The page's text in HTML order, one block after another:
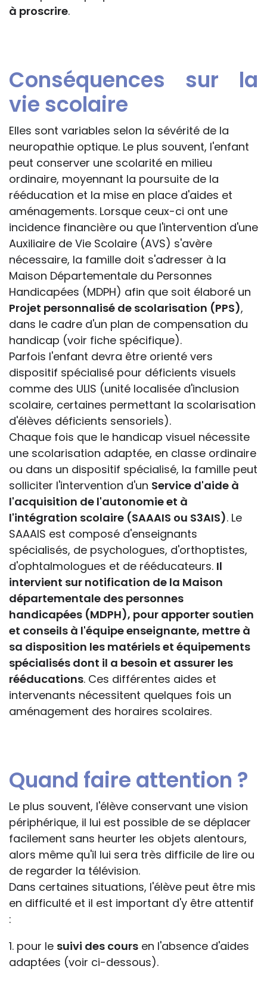
à proscrire.
Conséquences sur la
vie scolaire
Elles sont variables selon la sévérité de la
neuropathie optique. Le plus souvent, l'enfant
peut conserver une scolarité en milieu
ordinaire, moyennant la poursuite de la
rééducation et la mise en place d'aides et
aménagements. Lorsque ceux-ci ont une
incidence financière ou que l'intervention d'une
Auxiliaire de Vie Scolaire (AVS) s'avère
nécessaire, la famille doit s'adresser à la
Maison Départementale du Personnes
Handicapées (MDPH) afin que soit élaboré un
Projet personnalisé de scolarisation (PPS),
dans le cadre d'un plan de compensation du
handicap (voir fiche spécifique).
Parfois l'enfant devra être orienté vers
dispositif spécialisé pour déficients visuels
comme des ULIS (unité localisée d'inclusion
scolaire, certaines permettant la scolarisation
d'élèves déficients sensoriels).
Chaque fois que le handicap visuel nécessite
une scolarisation adaptée, en classe ordinaire
ou dans un dispositif spécialisé, la famille peut
solliciter l'intervention d'un Service d'aide à
l'acquisition de l'autonomie et à
l'intégration scolaire (SAAAIS ou S3AIS). Le
SAAAIS est composé d'enseignants
spécialisés, de psychologues, d'orthoptistes,
d'ophtalmologues et de rééducateurs. Il
intervient sur notification de la Maison
départementale des personnes
handicapées (MDPH), pour apporter soutien
et conseils à l'équipe enseignante, mettre à
sa disposition les matériels et équipements
spécialisés dont il a besoin et assurer les
rééducations. Ces différentes aides et
intervenants nécessitent quelques fois un
aménagement des horaires scolaires.
Quand faire attention ?
Le plus souvent, l'élève conservant une vision
périphérique, il lui est possible de se déplacer
facilement sans heurter les objets alentours,
alors même qu'il lui sera très difficile de lire ou
de regarder la télévision.
Dans certaines situations, l'élève peut être mis
en difficulté et il est important d'y être attentif
:
1. pour le suivi des cours en l'absence d'aides
adaptées (voir ci-dessous).